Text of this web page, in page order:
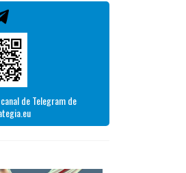
de Telegram de